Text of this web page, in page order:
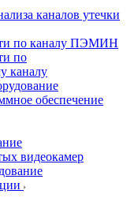
каналов утечки
по каналу ПЭМИН
по
каналу
обеспечение
видеокамер